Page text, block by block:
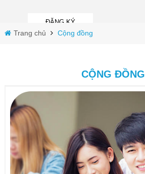
ĐĂNG KÝ
Trang chủ Cộng đồng
CỘNG ĐỒNG